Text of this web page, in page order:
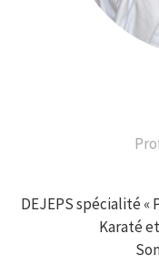
DEJEPS spécialité
Karaté